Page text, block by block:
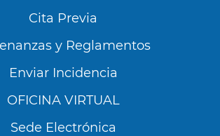
Cita Previa
y Reglamentos
Enviar Incidencia
OFICINA VIRTUAL
Sede Electrónica